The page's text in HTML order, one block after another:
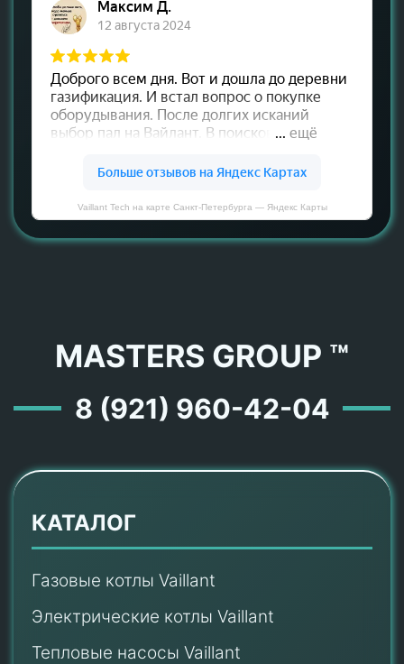
Vaillant Tech на карте Санкт‑Петербурга — Яндекс Карты
MASTERS GROUP ™
8 (921) 960-42-04
КАТАЛОГ
Газовые котлы Vaillant
Электрические котлы Vaillant
Тепловые насосы Vaillant